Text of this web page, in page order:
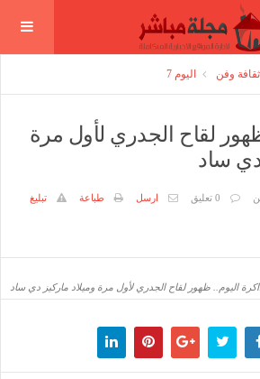
ثقافة وفن اليوم 7
لقاح الجدري لأول مرة
دي ساد
0 تعليق ارسل طباعة
تبليغ
اليوم.. ظهور لقاح الجدري لأول مرة وميلاد ماركيز دي ساد